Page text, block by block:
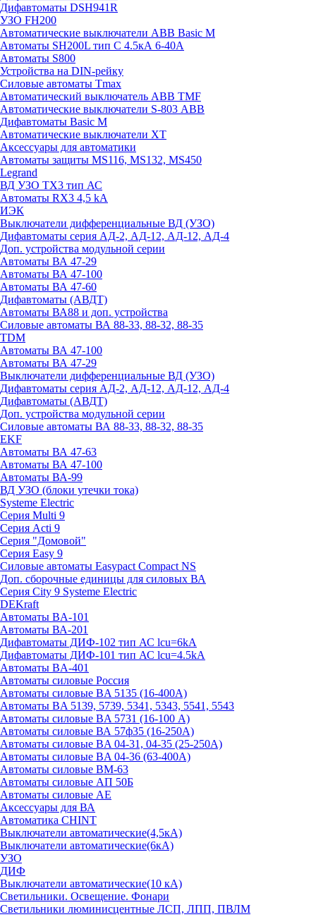
Дифавтоматы DSH941R
УЗО FH200
Автоматические выключатели ABB Basic M
Автоматы SH200L тип С 4.5кА 6-40А
Автоматы S800
Устройства на DIN-рейку
Силовые автоматы Tmax
Автоматический выключатель ABB TMF
Автоматические выключатели S-803 АВВ
Дифавтоматы Basic M
Автоматические выключатели XT
Аксессуары для автоматики
Автоматы защиты MS116, MS132, MS450
Legrand
ВД УЗО TX3 тип АС
Автоматы RX3 4,5 kA
ИЭК
Выключатели дифференциальные ВД (УЗО)
Дифавтоматы серия АД-2, АД-12, АД-12, АД-4
Доп. устройства модульной серии
Автоматы ВА 47-29
Автоматы ВА 47-100
Автоматы ВА 47-60
Дифавтоматы (АВДТ)
Автоматы ВА88 и доп. устройства
Силовые автоматы ВА 88-33, 88-32, 88-35
TDM
Автоматы ВА 47-100
Автоматы ВА 47-29
Выключатели дифференциальные ВД (УЗО)
Дифавтоматы серия АД-2, АД-12, АД-12, АД-4
Дифавтоматы (АВДТ)
Доп. устройства модульной серии
Силовые автоматы ВА 88-33, 88-32, 88-35
EKF
Автоматы ВА 47-63
Автоматы ВА 47-100
Автоматы ВА-99
ВД УЗО (блоки утечки тока)
Systeme Electric
Серия Multi 9
Серия Acti 9
Серия "Домовой"
Серия Easy 9
Силовые автоматы Easypact Compact NS
Доп. сборочные единицы для силовых ВА
Серия City 9 Systeme Electric
DEKraft
Автоматы BA-101
Автоматы ВА-201
Дифавтоматы ДИФ-102 тип АС lcu=6kA
Дифавтоматы ДИФ-101 тип АС lcu=4.5kA
Автоматы BA-401
Автоматы силовые Россия
Автоматы силовые BA 5135 (16-400А)
Автоматы BA 5139, 5739, 5341, 5343, 5541, 5543
Автоматы силовые BA 5731 (16-100 А)
Автоматы силовые ВА 57ф35 (16-250А)
Автоматы силовые BA 04-31, 04-35 (25-250А)
Автоматы силовые BA 04-36 (63-400А)
Автоматы силовые ВМ-63
Автоматы силовые АП 50Б
Автоматы силовые АЕ
Аксессуары для ВА
Автоматика CHINT
Выключатели автоматические(4,5кА)
Выключатели автоматические(6кА)
УЗО
ДИФ
Выключатели автоматические(10 кА)
Светильники. Освещение. Фонари
Светильники люминисцентные ЛСП, ЛПП, ПВЛМ